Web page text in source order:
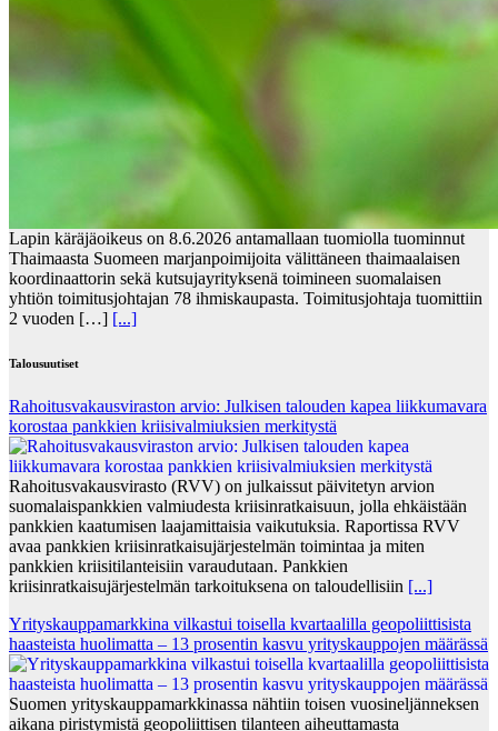
Lapin käräjäoikeus on 8.6.2026 antamallaan tuomiolla tuominnut
Thaimaasta Suomeen marjanpoimijoita välittäneen thaimaalaisen
koordinaattorin sekä kutsujayrityksenä toimineen suomalaisen
yhtiön toimitusjohtajan 78 ihmiskaupasta. Toimitusjohtaja tuomittiin
2 vuoden […] [...]
Talousuutiset
Rahoitusvakausviraston arvio: Julkisen talouden kapea liikkumavara
korostaa pankkien kriisivalmiuksien merkitystä
Rahoitusvakausvirasto (RVV) on julkaissut päivitetyn arvion
suomalaispankkien valmiudesta kriisinratkaisuun, jolla ehkäistään
pankkien kaatumisen laajamittaisia vaikutuksia. Raportissa RVV
avaa pankkien kriisinratkaisujärjestelmän toimintaa ja miten
pankkien kriisitilanteisiin varaudutaan. Pankkien
kriisinratkaisujärjestelmän tarkoituksena on taloudellisiin [...]
Yrityskauppamarkkina vilkastui toisella kvartaalilla geopoliittisista
haasteista huolimatta – 13 prosentin kasvu yrityskauppojen määrässä
Suomen yrityskauppamarkkinassa nähtiin toisen vuosineljänneksen
aikana piristymistä geopoliittisen tilanteen aiheuttamasta